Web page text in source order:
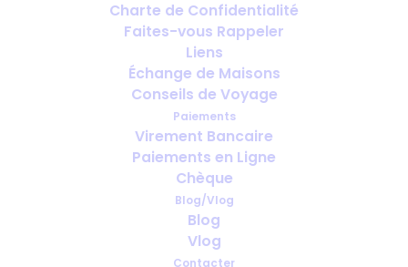
Charte de Confidentialité
Faites-vous Rappeler
Liens
Échange de Maisons
Conseils de Voyage
Paiements
Virement Bancaire
Paiements en Ligne
Chèque
Blog/Vlog
Blog
Vlog
Contacter
Oxygène pour courts séjours : ce
qu’il vous faut pour un week-end